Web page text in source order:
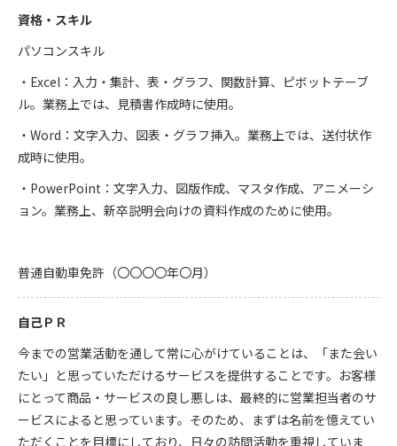
資格・スキル
パソコンスキル
・Excel：入力・集計、表・グラフ、関数計算、ピボットテーブ
ル。業務上では、見積書作成時に使用。
・Word：文字入力、図表・グラフ挿入。業務上では、送付状作
成時に使用。
・PowerPoint：文字入力、図版作成、マスタ作成、アニメーシ
ョン。業務上、新卒説明会向けの資料作成のために使用。
普通自動車免許（〇〇〇〇年〇月）
自己ＰＲ
今までの営業活動を通して常に心がけていることは、「また会い
たい」と思っていただけるサービスを提供することです。お客様
にとって商品・サービスの良し悪しは、最終的に営業担当者のサ
ービスによると思っています。そのため、まずは名前を憶えてい
ただくことを目標にしており、日々の訪問活動を重視していま